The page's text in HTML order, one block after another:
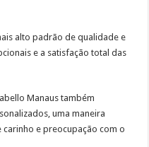
alto padrão de qualidade e
e a satisfação total das
Manaus também
uma maneira
e preocupação com o